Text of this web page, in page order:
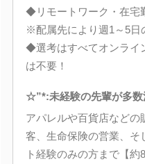
◆リモートワーク・在宅
※配属先により週1～5日
◆選考はすべてオンライ
は不要！
☆”*:未経験の先輩が多
アパレルや百貨店などの
客、生命保険の営業、そ
ト経験のみの方まで【